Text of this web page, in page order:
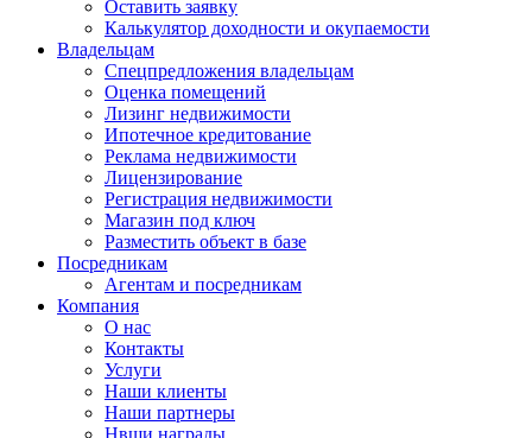
Оставить заявку
Калькулятор доходности и окупаемости
Владельцам
Спецпредложения владельцам
Оценка помещений
Лизинг недвижимости
Ипотечное кредитование
Реклама недвижимости
Лицензирование
Регистрация недвижимости
Магазин под ключ
Разместить объект в базе
Посредникам
Агентам и посредникам
Компания
О нас
Контакты
Услуги
Наши клиенты
Наши партнеры
Нвши награды